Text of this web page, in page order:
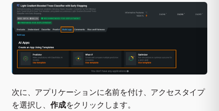
次に、アプリケーションに名前を付け、アクセスタイプ
を選択し、 作成をクリックします。